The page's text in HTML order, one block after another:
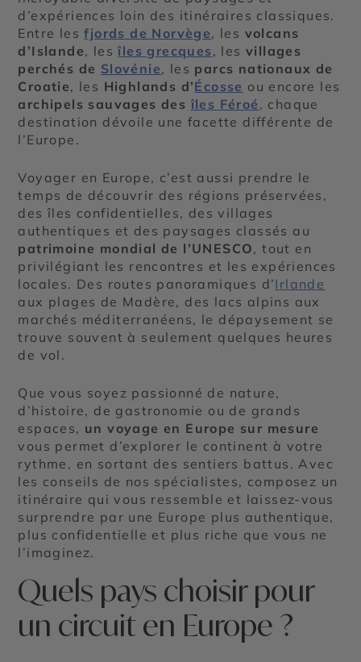
d’expériences loin des itinéraires classiques.
Entre lesfjords de Norvège, les volcans
d’Islande, lesîles grecques, lesvillages
perchés de Slovénie, les parcs nationaux de
Croatie, les Highlands d’Écosse ou encore les
archipels sauvages des îles Féroé , chaque
destination dévoile une facette différente de
l’Europe.
Voyager en Europe, c’est aussi prendre le
temps de découvrir des régions préservées,
des îles confidentielles, des villages
authentiques et des paysages classés au
patrimoine mondial de l’UNESCO, tout en
privilégiant les rencontres et les expériences
locales. Des routes panoramiques d’Irlande
aux plages de Madère, des lacs alpins aux
marchés méditerranéens, le dépaysement se
trouve souvent à seulement quelques heures
de vol.
Que vous soyez passionné de nature,
d’histoire, de gastronomie ou de grands
espaces, un voyage en Europe sur mesure
vous permet d’explorer le continent à votre
rythme, en sortant des sentiers battus. Avec
les conseils de nos spécialistes, composez un
itinéraire qui vous ressemble et laissez-vous
surprendre par une Europe plus authentique,
plus confidentielle et plus riche que vous ne
l’imaginez.
Quels pays choisir pour
un circuit en Europe ?